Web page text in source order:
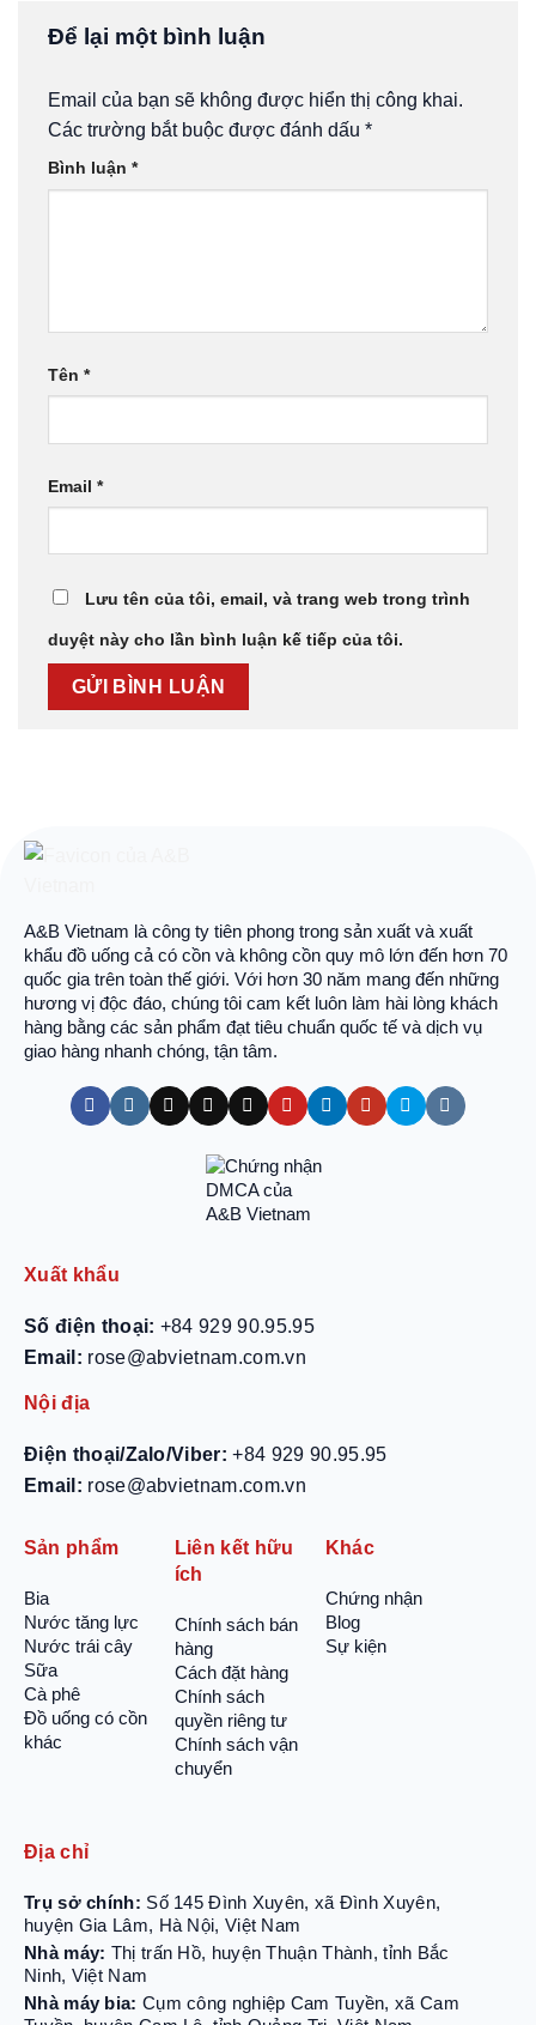
Để lại một bình luận
Email của bạn sẽ không được hiển thị công khai.
Các trường bắt buộc được đánh dấu *
Bình luận *
Tên *
Email *
Lưu tên của tôi, email, và trang web trong trình
duyệt này cho lần bình luận kế tiếp của tôi.
A&B Vietnam là công ty tiên phong trong sản xuất và xuất
khẩu đồ uống cả có cồn và không cồn quy mô lớn đến hơn 70
quốc gia trên toàn thế giới. Với hơn 30 năm mang đến những
hương vị độc đáo, chúng tôi cam kết luôn làm hài lòng khách
hàng bằng các sản phẩm đạt tiêu chuẩn quốc tế và dịch vụ
giao hàng nhanh chóng, tận tâm.
Xuất khẩu
Số điện thoại: +84 929 90.95.95
Email: rose@abvietnam.com.vn
Nội địa
Điện thoại/Zalo/Viber: +84 929 90.95.95
Email: rose@abvietnam.com.vn
Sản phẩm
Bia
Nước tăng lực
Nước trái cây
Sữa
Cà phê
Đồ uống có cồn
khác
Liên kết hữu
ích
Chính sách bán
hàng
Cách đặt hàng
Chính sách
quyền riêng tư
Chính sách vận
chuyển
Khác
Chứng nhận
Blog
Sự kiện
Địa chỉ
Trụ sở chính: Số 145 Đình Xuyên, xã Đình Xuyên,
huyện Gia Lâm, Hà Nội, Việt Nam
Nhà máy: Thị trấn Hồ, huyện Thuận Thành, tỉnh Bắc
Ninh, Việt Nam
Nhà máy bia: Cụm công nghiệp Cam Tuyền, xã Cam